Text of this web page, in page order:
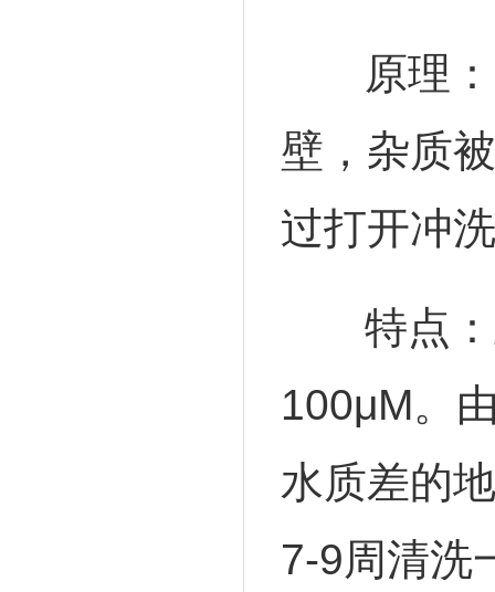
原理：
壁，杂质
过打开冲
特点：
100μM。
水质差的
7-9周清洗